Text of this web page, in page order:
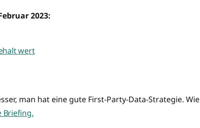
2023:
wert
man hat eine gute First-Party-Data-Strategie. Wie
Briefing.